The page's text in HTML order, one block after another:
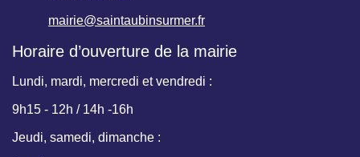
mairie@saintaubinsurmer.fr
Horaire d’ouverture de la mairie
Lundi, mardi, mercredi et vendredi :
9h15 - 12h / 14h -16h
Jeudi, samedi, dimanche :